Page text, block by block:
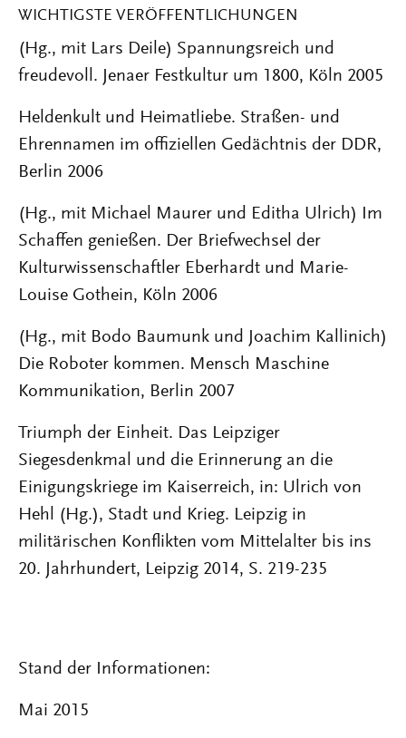
WICHTIGSTE VERÖFFENTLICHUNGEN
(Hg., mit Lars Deile) Spannungsreich und
freudevoll. Jenaer Festkultur um 1800, Köln 2005
Heldenkult und Heimatliebe. Straßen- und
Ehrennamen im offiziellen Gedächtnis der DDR,
Berlin 2006
(Hg., mit Michael Maurer und Editha Ulrich) Im
Schaffen genießen. Der Briefwechsel der
Kulturwissenschaftler Eberhardt und Marie-
Louise Gothein, Köln 2006
(Hg., mit Bodo Baumunk und Joachim Kallinich)
Die Roboter kommen. Mensch Maschine
Kommunikation, Berlin 2007
Triumph der Einheit. Das Leipziger
Siegesdenkmal und die Erinnerung an die
Einigungskriege im Kaiserreich, in: Ulrich von
Hehl (Hg.), Stadt und Krieg. Leipzig in
militärischen Konflikten vom Mittelalter bis ins
20. Jahrhundert, Leipzig 2014, S. 219-235
Stand der Informationen:
Mai 2015